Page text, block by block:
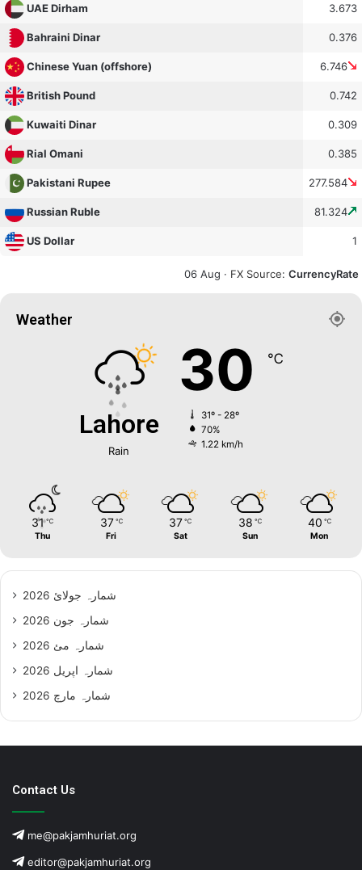
UAE Dirham 3.673
Bahraini Dinar 0.376
Chinese Yuan (offshore) 6.746
British Pound 0.742
Kuwaiti Dinar 0.309
Rial Omani 0.385
Pakistani Rupee 277.584
Russian Ruble 81.324
US Dollar 1
06 Aug · FX Source: CurrencyRate
Weather
Lahore
Rain
30 ℃
31º - 28º
70%
1.22 km/h
31 ℃
Thu
37 ℃
Fri
37 ℃
Sat
38 ℃
Sun
40 ℃
Mon
شمارہ جولائ 2026
شمارہ جون 2026
شمارہ مئ 2026
شمارہ اپریل 2026
شمارہ مارچ 2026
Contact Us
me@pakjamhuriat.org
editor@pakjamhuriat.org